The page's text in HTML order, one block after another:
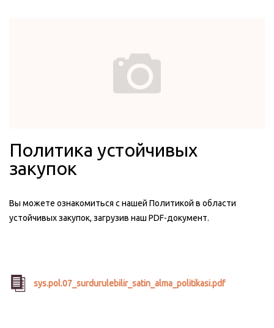
Политика устойчивых
закупок
Вы можете ознакомиться с нашей Политикой в области
устойчивых закупок, загрузив наш PDF-документ.
sys.pol.07_surdurulebilir_satin_alma_politikasi.pdf